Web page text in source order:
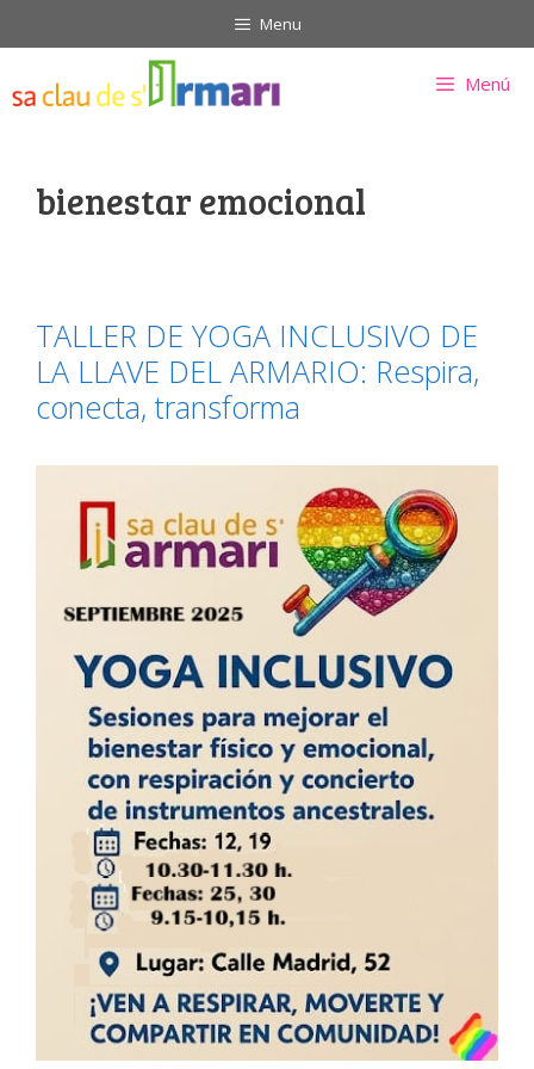
al
Menu
Menú
bienestar emocional
TALLER DE YOGA INCLUSIVO DE
LA LLAVE DEL ARMARIO: Respira,
conecta, transforma